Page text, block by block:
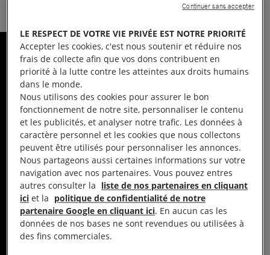
la saveur d’une victoire personnelle.
Extrait de la Chronique de juillet-août 2024
#452/453 – Par Bernard Debord
LE RESPECT DE VOTRE VIE PRIVÉE EST NOTRE PRIORITÉ
Accepter les cookies, c'est nous soutenir et réduire nos
frais de collecte afin que vos dons contribuent en
priorité à la lutte contre les atteintes aux droits humains
dans le monde.
Nous utilisons des cookies pour assurer le bon
fonctionnement de notre site, personnaliser le contenu
et les publicités, et analyser notre trafic. Les données à
caractère personnel et les cookies que nous collectons
peuvent être utilisés pour personnaliser les annonces.
Nous partageons aussi certaines informations sur votre
navigation avec nos partenaires. Vous pouvez entres
autres consulter la liste de nos partenaires en cliquant
ici et la politique de confidentialité de notre
partenaire Google en cliquant ici. En aucun cas les
données de nos bases ne sont revendues ou utilisées à
des fins commerciales.
Continuer sans accepter